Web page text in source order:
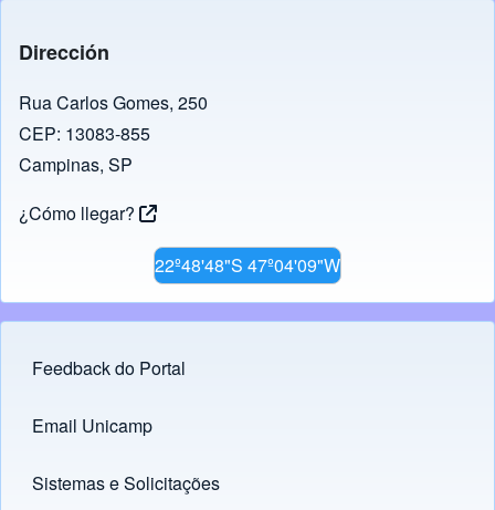
Dirección
Rua Carlos Gomes, 250
CEP: 13083-855
Campinas, SP
¿Cómo llegar?
22º48'48"S 47º04'09"W
Footer menu
Feedback do Portal
Links
Email Unicamp
(opens in new tab)
Sistemas e Solicitações
(opens in new tab)